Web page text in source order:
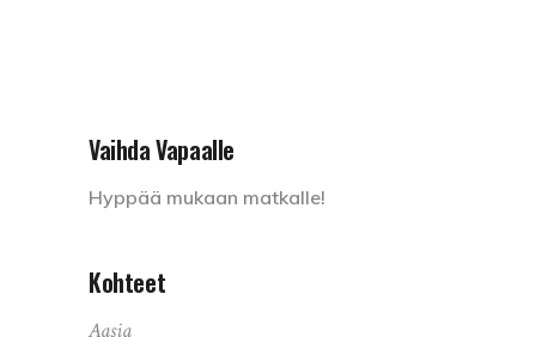
Vaihda Vapaalle
Hyppää mukaan matkalle!
Kohteet
Aasia